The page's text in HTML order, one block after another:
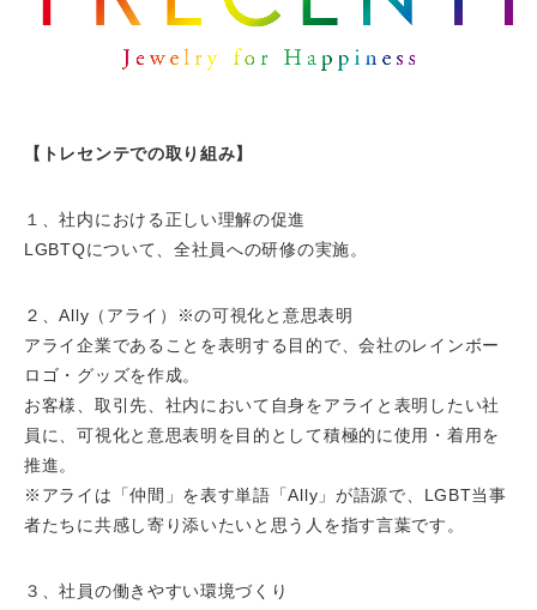
【トレセンテでの取り組み】
１、社内における正しい理解の促進
LGBTQについて、全社員への研修の実施。
２、Ally（アライ）※の可視化と意思表明
アライ企業であることを表明する目的で、会社のレインボー
ロゴ・グッズを作成。
お客様、取引先、社内において自身をアライと表明したい社
員に、可視化と意思表明を目的として積極的に使用・着用を
推進。
※アライは「仲間」を表す単語「Ally」が語源で、LGBT当事
者たちに共感し寄り添いたいと思う人を指す言葉です。
３、社員の働きやすい環境づくり